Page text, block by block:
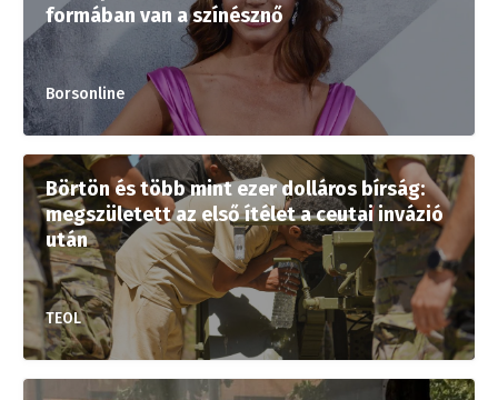
formában van a színésznő
Borsonline
Börtön és több mint ezer dolláros bírság:
megszületett az első ítélet a ceutai invázió
után
TEOL